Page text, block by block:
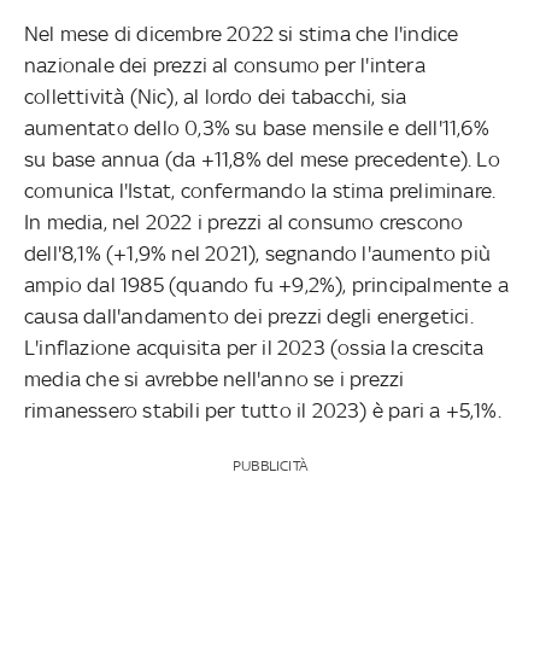
Nel mese di dicembre 2022 si stima che l'indice
nazionale dei prezzi al consumo per l'intera
collettività (Nic), al lordo dei tabacchi, sia
aumentato dello 0,3% su base mensile e dell'11,6%
su base annua (da +11,8% del mese precedente). Lo
comunica l'Istat, confermando la stima preliminare.
In media, nel 2022 i prezzi al consumo crescono
dell'8,1% (+1,9% nel 2021), segnando l'aumento più
ampio dal 1985 (quando fu +9,2%), principalmente a
causa dall'andamento dei prezzi degli energetici.
L'inflazione acquisita per il 2023 (ossia la crescita
media che si avrebbe nell'anno se i prezzi
rimanessero stabili per tutto il 2023) è pari a +5,1%.
PUBBLICITÀ